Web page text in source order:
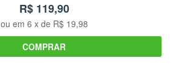
R$ 119,90
ou em 6 x de R$ 19,98
COMPRAR